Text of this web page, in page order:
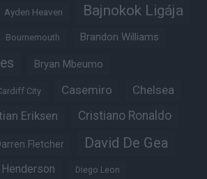
Ayden Heaven Bajnokok Ligája
Bournemouth Brandon Williams
Bryan Mbeumo
City Casemiro Chelsea
Eriksen Cristiano Ronaldo
Fletcher David De Gea
Henderson Diego Leon